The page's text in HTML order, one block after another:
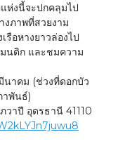
ห่งนี้จะปกคลุมไป
ภาพที่สวยงาม
รือหางยาวล่องไป
นติก และชมความ
นาคม (ช่วงที่ดอกบัว
าพันธ์)
วาปี อุดรธานี 41110